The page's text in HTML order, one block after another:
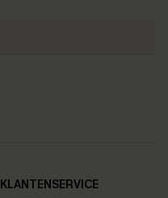
KLANTENSERVICE